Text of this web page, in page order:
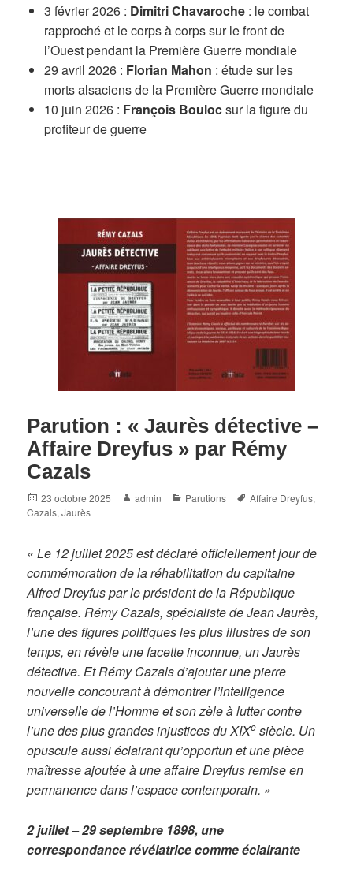
3 février 2026 : Dimitri Chavaroche: le combat
rapproché et le corps à corps sur le front de
l’Ouest pendant la Première Guerre mondiale
29 avril 2026 : Florian Mahon : étude sur les
morts alsaciens de la Première Guerre mondiale
10 juin 2026 : François Boulocsur la figure du
profiteur de guerre
Parution : « Jaurès détective –
Affaire Dreyfus » par Rémy
Cazals
Posted
on
23 octobre 2025 Author
admin Categories
Parutions Tags
Affaire Dreyfus,
Cazals,Jaurès
« Le 12 juillet 2025 est déclaré officiellement jour de
commémoration de la réhabilitation du capitaine
Alfred Dreyfus par le président de la République
française. Rémy Cazals, spécialiste de Jean Jaurès,
l’une des figures politiques les plus illustres de son
temps, en révèle une facette inconnue, un Jaurès
détective. Et Rémy Cazals d’ajouter une pierre
nouvelle concourant à démontrer l’intelligence
universelle de l’Homme et son zèle à lutter contre
l’une des plus grandes injustices du XIXe siècle. Un
opuscule aussi éclairant qu’opportun et une pièce
maîtresse ajoutée à une affaire Dreyfus remise en
permanence dans l’espace contemporain. »
2 juillet – 29 septembre 1898, une
correspondance révélatrice comme éclairante